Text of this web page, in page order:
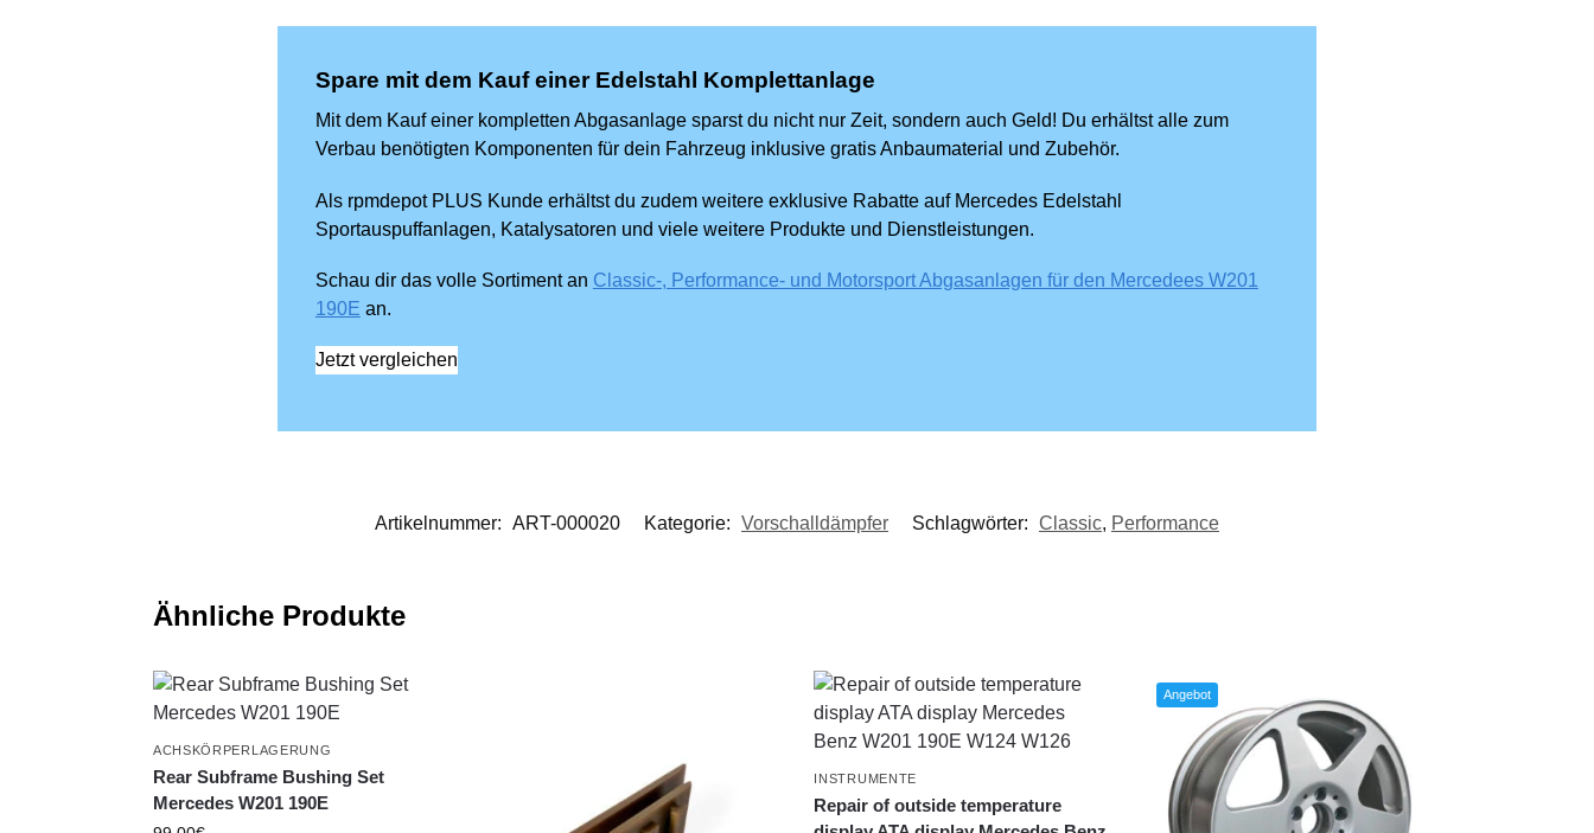
Spare mit dem Kauf einer Edelstahl Komplettanlage
Mit dem Kauf einer kompletten Abgasanlage sparst du nicht nur Zeit, sondern auch Geld! Du erhältst alle zum
Verbau benötigten Komponenten für dein Fahrzeug inklusive gratis Anbaumaterial und Zubehör.
Als rpmdepot PLUS Kunde erhältst du zudem weitere exklusive Rabatte auf Mercedes Edelstahl
Sportauspuffanlagen, Katalysatoren und viele weitere Produkte und Dienstleistungen.
Schau dir das volle Sortiment an Classic-, Performance- und Motorsport Abgasanlagen für den Mercedees W201
190E an.
Jetzt vergleichen
Artikelnummer: ART-000020 Kategorie: Vorschalldämpfer Schlagwörter: Classic, Performance
Ähnliche Produkte
ACHSKÖRPERLAGERUNG
Rear Subframe Bushing Set
Mercedes W201 190E
INSTRUMENTE
Repair of outside temperature
Angebot